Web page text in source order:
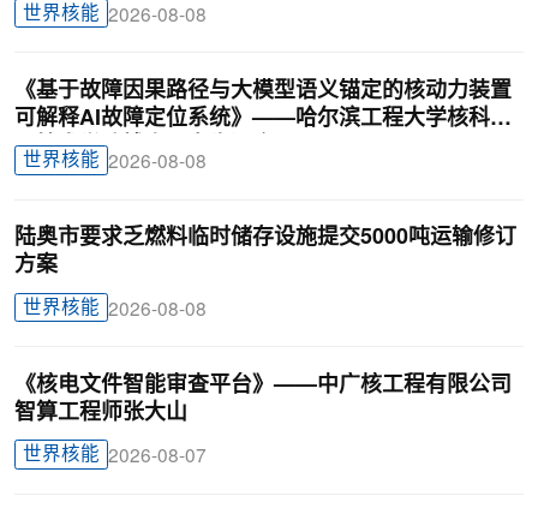
世界核能 2026-08-08
《基于故障因果路径与大模型语义锚定的核动力装置
可解释AI故障定位系统》——哈尔滨工程大学核科学
与技术学院博士研究生汪鑫
世界核能 2026-08-08
陆奥市要求乏燃料临时储存设施提交5000吨运输修订
方案
世界核能 2026-08-08
《核电文件智能审查平台》——中广核工程有限公司
智算工程师张大山
世界核能 2026-08-07